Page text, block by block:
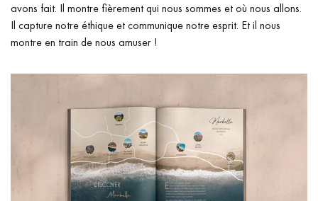
avons fait. Il montre fièrement qui nous sommes et où nous allons.
Il capture notre éthique et communique notre esprit. Et il nous
montre en train de nous amuser !